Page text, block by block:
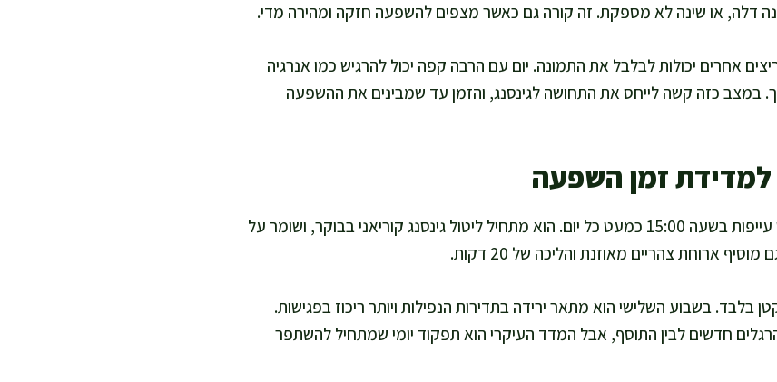
דלה, או שינה לא מספקת. זה קורה גם כאשר מצפים להשפעה חזקה ומהירה מדי.
אחרים יכולות לבלבל את התמונה. יום עם הרבה קפה יכול להרגיש כמו אנרגיה
במצב כזה קשה לייחס את התחושה לגינסנג, והזמן עד שמבינים את ההשפעה
למדידת זמן השפעה
נניח שאדם עובד בישיבה ומרגיש עייפות בשעה 15:00 כמעט כל יום. הוא מתחיל ליטול גינסנג קוריאני בבוקר, ושומר על
ארוחת צהריים מאוזנת והליכה של 20 דקות.
בלבד. בשבוע השלישי הוא מתאר ירידה בתדירות הנפילות ויותר ריכוז בפגישות.
חדשים לבין התוסף, אבל המדד העיקרי הוא תפקוד יומי שמתחיל להשתפר